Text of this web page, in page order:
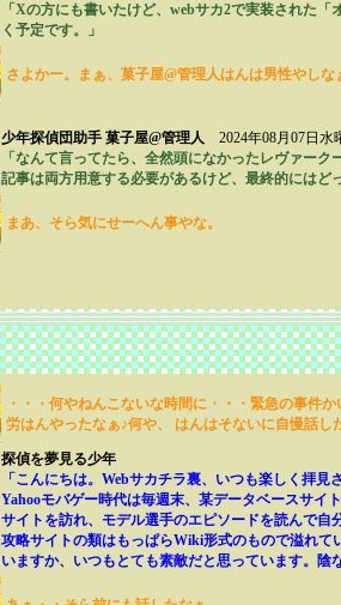
「Xの方にも書いたけど、webサカ2で実装された
く予定です。」
さよかー。まぁ、菓子屋@管理人はんは男性やしな
少年探偵団助手 菓子屋@管理人
2024年08月07日水
「なんて言ってたら、全然頭になかったレヴァーク
記事は両方用意する必要があるけど、最終的にはど
まあ、そら気にせーへん事やな。
・・・何やねんこないな時間に・・・緊急の事件
労はんやったなぁ♪何や、 はんはそないに自慢話し
探偵を夢見る少年
「こんにちは。Webサカチラ裏、いつも楽しく拝見
Yahooモバゲー時代は毎週末、某データベースサイ
サイトを訪れ、モデル選手のエピソードを読んで自
攻略サイトの類はもっぱらWiki形式のもので溢れて
いますか、いつもとても素敵だと思っています。陰